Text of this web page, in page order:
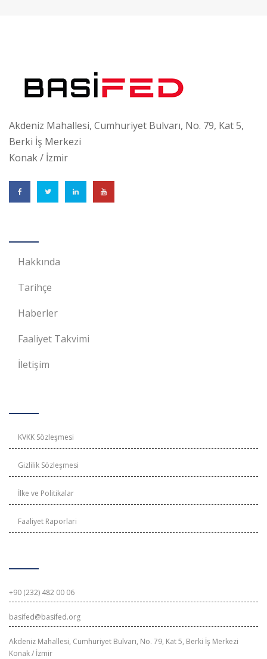
Akdeniz Mahallesi, Cumhuriyet Bulvarı, No. 79, Kat 5,
Berki İş Merkezi
Konak / İzmir
Hakkında
Tarihçe
Haberler
Faaliyet Takvimi
İletişim
KVKK Sözleşmesi
Gizlilik Sözleşmesi
İlke ve Politikalar
Faaliyet Raporlari
+90 (232) 482 00 06
basifed@basifed.org
Akdeniz Mahallesi, Cumhuriyet Bulvarı, No. 79, Kat 5, Berki İş Merkezi
Konak / İzmir